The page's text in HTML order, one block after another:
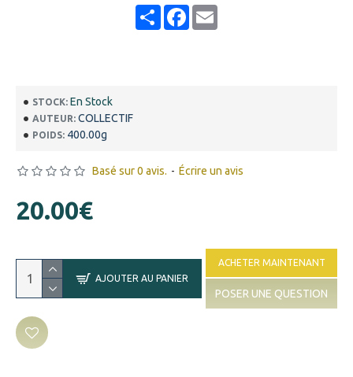
ShareFacebook
Email
STOCK: En Stock
AUTEUR: COLLECTIF
POIDS: 400.00g
Basé sur 0 avis. - Écrire un avis
20.00€
AJOUTER AU PANIER
ACHETER MAINTENANT
POSER UNE QUESTION